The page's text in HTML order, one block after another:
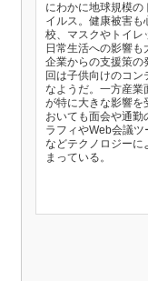
にわかに地球規模の
イルス。健康被害
校、マスクやトイレ
日常生活への影響も
企業からの支援策の
回は子供向けのコ
なようだ。一方産業
が特に大きな影響を
おいても面会や通
ラフィやWeb会議
などテクノロジーに
まっている。